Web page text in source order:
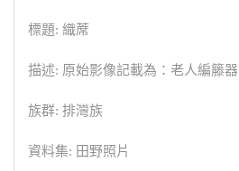
標題: 織蓆
描述: 原始影像記載為：老人編籐器
族群: 排灣族
資料集: 田野照片